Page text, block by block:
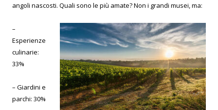
angoli nascosti. Quali sono le più amate? Non i grandi musei, ma:
–
Esperienze
culinarie:
33%
– Giardini e
parchi: 30%